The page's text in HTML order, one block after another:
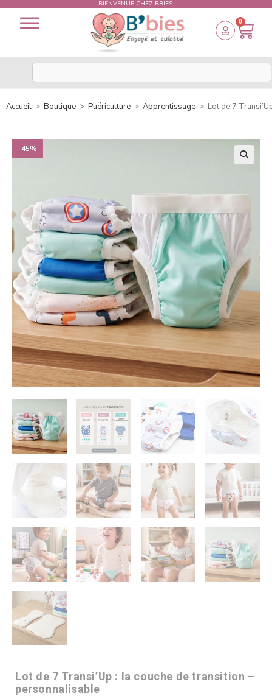
BIENVENUE CHEZ BBIES.
0
Accueil > Boutique > Puériculture > Apprentissage > Lot de 7
-45%
Lot de 7 Transi’Up : la couche de transition –
personnalisable